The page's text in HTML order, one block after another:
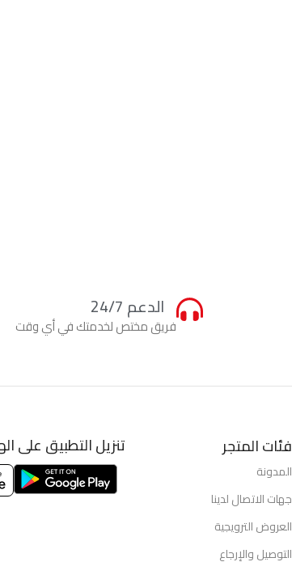
الدعم 24/7
فريق مختص لخدمتك في أي وقت
فئات المتجر
المدونة
جهات الاتصال لدينا
العروض الترويجية
التوصيل والإرجاع
تنزيل التطبيق على